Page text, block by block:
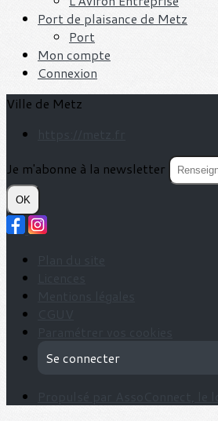
Port de plaisance de Metz
Port
Mon compte
Connexion
Ville de Metz
Je m'abonne à la newsletter
OK
Se connecter